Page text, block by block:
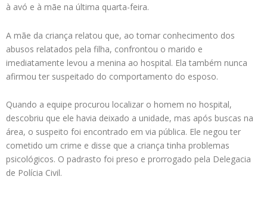
à avó e à mãe na última quarta-feira.
A mãe da criança relatou que, ao tomar conhecimento dos
abusos relatados pela filha, confrontou o marido e
imediatamente levou a menina ao hospital. Ela também nunca
afirmou ter suspeitado do comportamento do esposo.
Quando a equipe procurou localizar o homem no hospital,
descobriu que ele havia deixado a unidade, mas após buscas na
área, o suspeito foi encontrado em via pública. Ele negou ter
cometido um crime e disse que a criança tinha problemas
psicológicos. O padrasto foi preso e prorrogado pela Delegacia
de Polícia Civil.